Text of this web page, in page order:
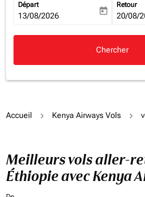
Départ
fc-booking-departure-date-aria-
13/08/2026 today
Retour
fc-
20/08/
Chercher
Accueil Kenya Airways Vols
Meilleurs vols aller-
Éthiopie avec Kenya